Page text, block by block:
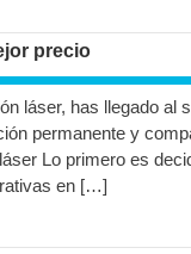
precio
láser, has llegado al
permanente y
Lo primero es
en […]